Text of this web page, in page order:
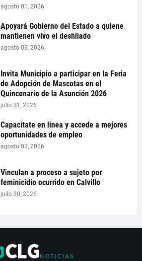
agosto 01, 2026
Apoyará Gobierno del Estado a quiene
mantienen vivo el deshilado
agosto 03, 2026
Invita Municipio a participar en la Feria
de Adopción de Mascotas en el
Quincenario de la Asunción 2026
julio 31, 2026
Capacítate en línea y accede a mejores
oportunidades de empleo
agosto 03, 2026
Vinculan a proceso a sujeto por
feminicidio ocurrido en Calvillo
julio 30, 2026